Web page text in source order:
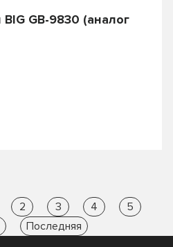
GB-9830 (аналог
2 3 4
5
Последняя